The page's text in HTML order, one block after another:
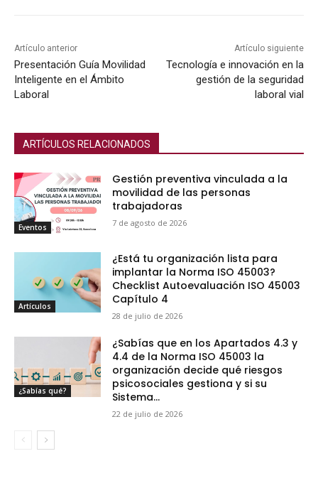
Artículo anterior
Presentación Guía Movilidad
Inteligente en el Ámbito
Laboral
Artículo siguiente
Tecnología e innovación en la
gestión de la seguridad
laboral vial
ARTÍCULOS RELACIONADOS
Eventos
Gestión preventiva vinculada a la
movilidad de las personas
trabajadoras
7 de agosto de 2026
Artículos
¿Está tu organización lista para
implantar la Norma ISO 45003?
Checklist Autoevaluación ISO 45003
Capítulo 4
28 de julio de 2026
¿Sabías qué?
¿Sabías que en los Apartados 4.3 y
4.4 de la Norma ISO 45003 la
organización decide qué riesgos
psicosociales gestiona y si su
Sistema...
22 de julio de 2026